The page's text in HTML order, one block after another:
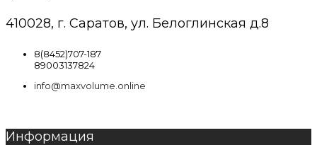
410028, г. Саратов, ул. Белоглинская д.8
8(8452)707-187
89003137824
info@maxvolume.online
Информация